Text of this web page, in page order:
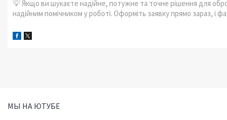
💡 Якщо ви шукаєте надійне, потужне та точне рішення для
надійним помічником у роботі. Оформіть заявку прямо зараз, і
МЫ НА ЮТУБЕ